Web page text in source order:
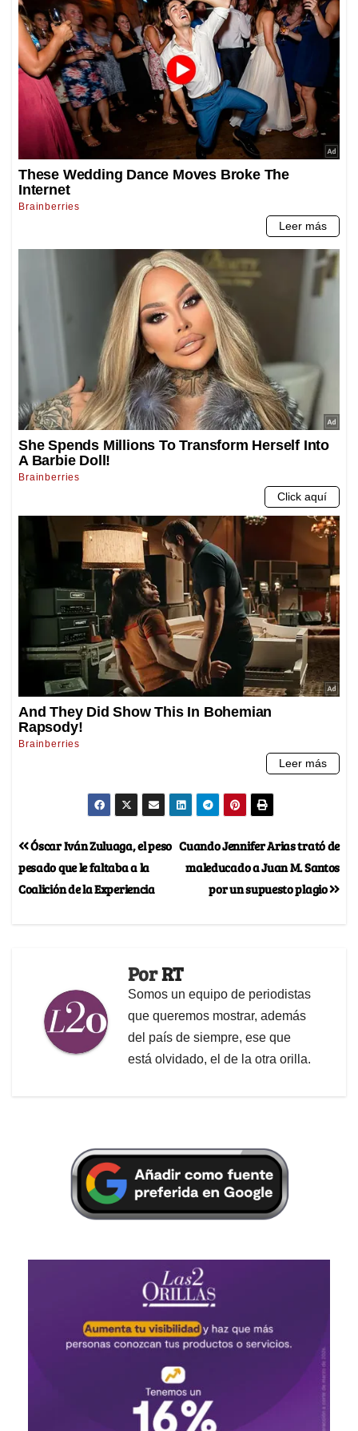
Cuando Jennifer Arias trató de
maleducado a Juan M. Santos
por un supuesto plagio
Óscar Iván Zuluaga, el peso
pesado que le faltaba a la
Coalición de la Experiencia
PorRT
Somos un equipo de periodistas
que queremos mostrar, además
del país de siempre, ese que
está olvidado, el de la otra orilla.